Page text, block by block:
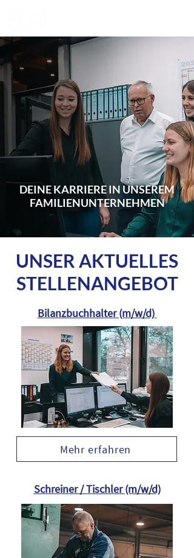
DEINE KARRIERE IN UNSEREM
FAMILIENUNTERNEHMEN
UNSER AKTUELLES
STELLENANGEBOT
Bilanzbuchhalter (m/w/d)
Mehr erfahren
Schreiner / Tischler (m/w/d)